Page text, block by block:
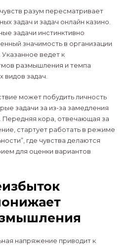
разум пересматривает
задач и задач онлайн казино.
задачи инстинктивно
значимость в организации
ведет к
размышления и темпа
задач.
может побудить личность
задачи за из-за замедления
Передняя кора, отвечающая за
стартует работать в режиме
где чувства делаются
для оценки вариантов
напряжение приводит к